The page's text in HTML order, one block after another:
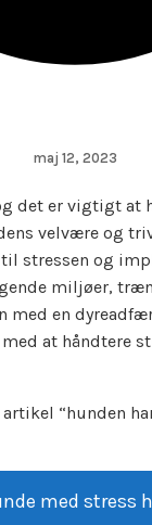
maj 12, 2023
det er vigtigt at
velvære og
stressen og
miljøer,
en
at håndtere
“hunden
med stress